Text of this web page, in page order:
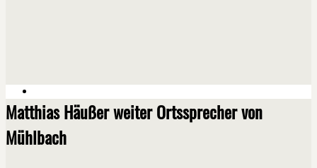
Matthias Häußer weiter Ortssprecher von
Mühlbach